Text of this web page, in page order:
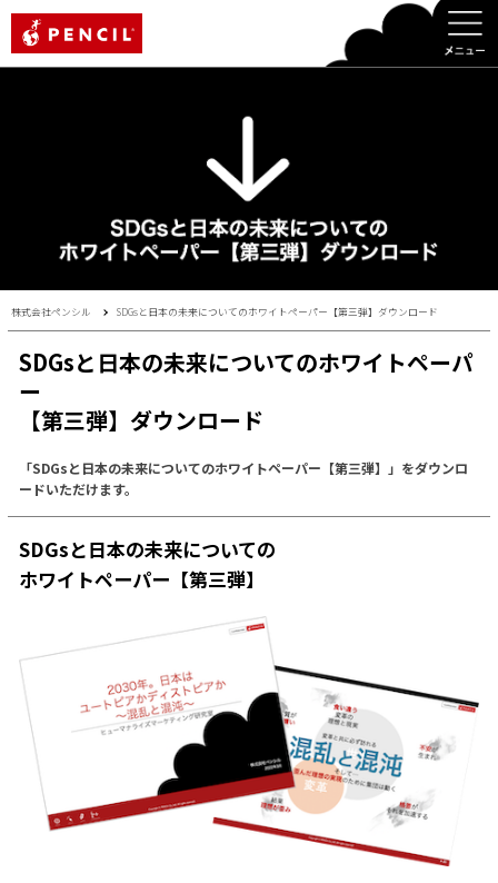
株式会社ペンシル SDGsと日本の未来についてのホワイトペーパー【第三弾】ダウンロード
SDGsと日本の未来についてのホワイトペーパ
ー
【第三弾】ダウンロード
「SDGsと日本の未来についてのホワイトペーパー【第三弾】」をダウンロ
ードいただけます。
SDGsと日本の未来についての
ホワイトペーパー【第三弾】